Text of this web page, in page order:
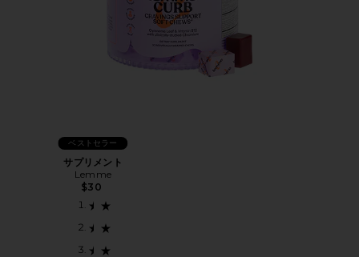
ベストセラー
サプリメント
Lemme
$30